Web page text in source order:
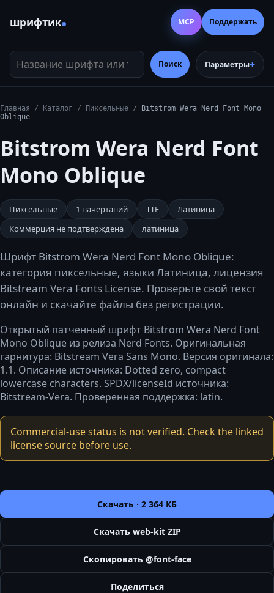
шрифтик
Название шрифта или тег
Поиск Параметры
MCP Поддержать
Главная / Каталог / Пиксельные /
Bitstrom Wera Nerd Font Mono
Oblique
Bitstrom Wera Nerd Font
Mono Oblique
Пиксельные 1 начертаний TTF
Латиница
Коммерция не подтверждена
латиница
Шрифт Bitstrom Wera Nerd Font Mono Oblique:
категория пиксельные, языки Латиница, лицензия
Bitstream Vera Fonts License. Проверьте свой текст
онлайн и скачайте файлы без регистрации.
Открытый патченный шрифт Bitstrom Wera Nerd Font
Mono Oblique из релиза Nerd Fonts. Оригинальная
гарнитура: Bitstream Vera Sans Mono. Версия оригинала:
1.1. Описание источника: Dotted zero, compact
lowercase characters. SPDX/licenseId источника:
Bitstream-Vera. Проверенная поддержка: latin.
Commercial-use status is not verified. Check the linked
license source before use.
Скачать · 2 364 КБ
Скачать web-kit ZIP
Скопировать @font-face
Поделиться